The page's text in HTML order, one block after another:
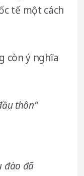
tế một cách
còn ý nghĩa
thôn”
đào đã